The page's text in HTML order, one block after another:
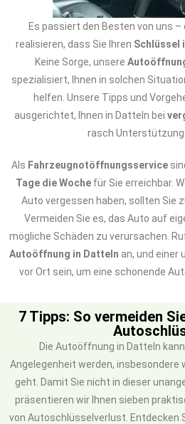
Es passiert den Besten von uns –
realisieren, dass Sie Ihren Schlüssel
Keine Sorge, unsere
spezialisiert, Ihnen in solchen
helfen. Unsere Tipps und
ausgerichtet, Ihnen in Datteln bei
rasch Unterstützung
Als Fahrzeugnotöffnungsservice
Tage die Woche für Sie erreichbar.
Auto vergessen haben, sollten Sie
Vermeiden Sie es, das Auto auf
mögliche Schäden zu verursachen.
Autoöffnung in Datteln an, und einer
vor Ort sein, um eine schonende
7 Tipps: So vermeiden
Die Autoöffnung in Datteln
Angelegenheit werden, insbesondere
geht. Damit Sie nicht in dieser
präsentieren wir Ihnen sieben
von Autoschlüsselverlust. Entdecken